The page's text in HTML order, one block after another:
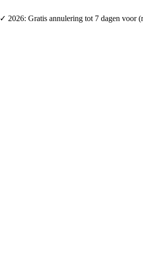
✓ 2026: Gratis annulering tot 7 dagen voor